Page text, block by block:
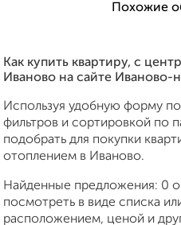
Похожие
Как купить квартиру, с
Иваново на сайте Иваново-
Используя удобную форму
фильтров и сортировкой по
подобрать для покупки
отоплением в Иваново.
Найденные предложения: 0
посмотреть в виде списка
расположением, ценой и